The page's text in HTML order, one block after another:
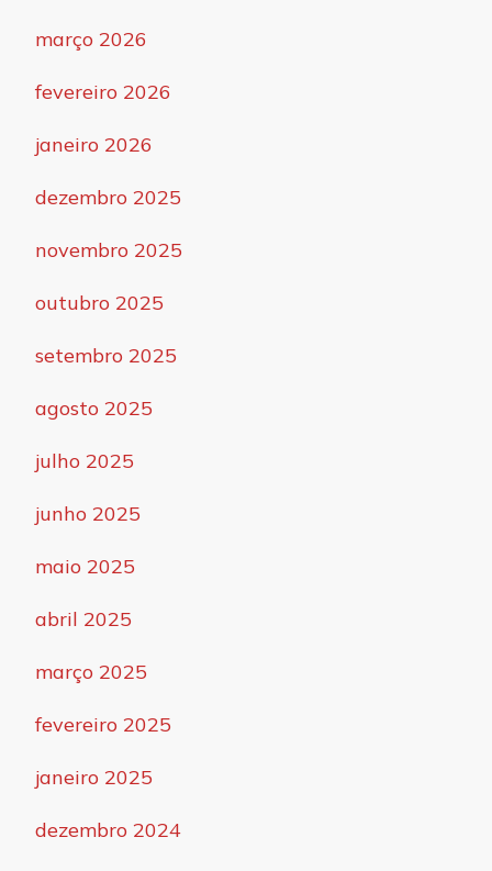
março 2026
fevereiro 2026
janeiro 2026
dezembro 2025
novembro 2025
outubro 2025
setembro 2025
agosto 2025
julho 2025
junho 2025
maio 2025
abril 2025
março 2025
fevereiro 2025
janeiro 2025
dezembro 2024